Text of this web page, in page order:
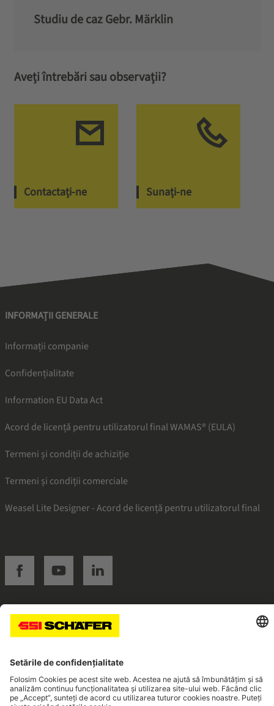
Studiu de caz Gebr. Märklin
Aveți întrebări sau observații?
Contactați-ne Sunați-ne
INFORMAȚII GENERALE
Informații companie
Confidențialitate
Information EU Data Act
Acord de licență pentru utilizatorul final WAMAS® (EULA)
Termeni și condiții de achiziție
Termeni și condiții comerciale
Weasel Lite Designer - Acord de licență pentru utilizatorul final
SSI facebookSSI youtubeSSI linkedin
Navigate to home page